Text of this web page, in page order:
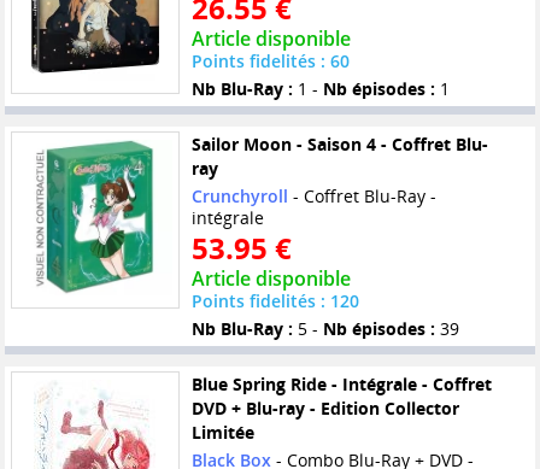
26.55 €
Article disponible
Points fidelités : 60
Nb Blu-Ray : 1 - Nb épisodes : 1
Sailor Moon - Saison 4 - Coffret Blu-
ray
Crunchyroll - Coffret Blu-Ray -
intégrale
53.95 €
Article disponible
Points fidelités : 120
Nb Blu-Ray : 5 - Nb épisodes : 39
Blue Spring Ride - Intégrale - Coffret
DVD + Blu-ray - Edition Collector
Limitée
Black Box- Combo Blu-Ray + DVD -